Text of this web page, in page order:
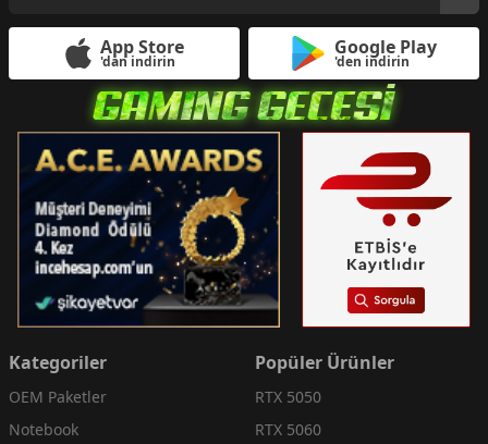
App Store
'dan indirin
Google Play
'den indirin
Kategoriler
OEM Paketler
Notebook
Popüler Ürünler
RTX 5050
RTX 5060